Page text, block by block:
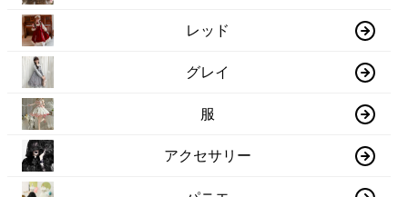
レッド
グレイ
服
アクセサリー